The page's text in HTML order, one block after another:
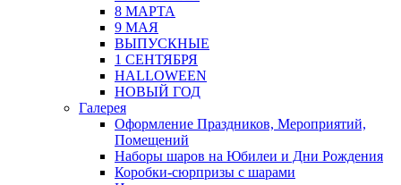
8 МАРТА
9 МАЯ
ВЫПУСКНЫЕ
1 СЕНТЯБРЯ
HALLOWEEN
НОВЫЙ ГОД
Галерея
Оформление Праздников, Мероприятий,
Помещений
Наборы шаров на Юбилеи и Дни Рождения
Коробки-сюрпризы с шарами